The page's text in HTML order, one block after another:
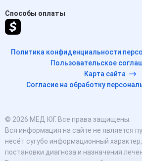
Способы оплаты
Политика конфиденциальности
Пользовательское
Карта сайта
Согласие на обработку
© 2026 МЕД ЮГ. Все права защищены.
Вся информация на сайте не является
несёт сугубо информационный
постановки диагноза и назначения